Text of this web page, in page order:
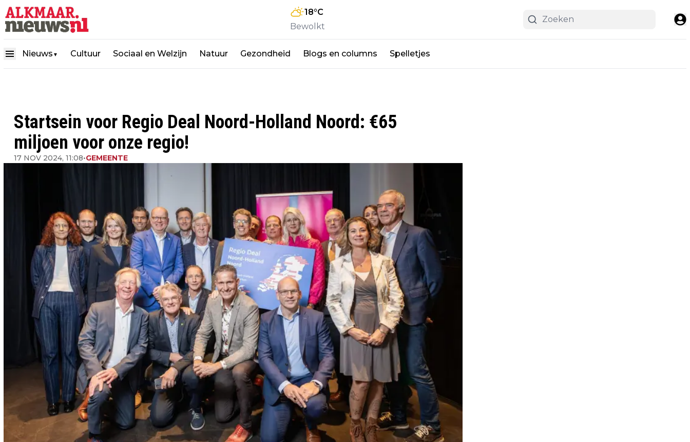
18°C
Bewolkt
Nieuws ▼ Cultuur Sociaal en Welzijn Natuur Gezondheid Blogs en columns Spelletjes
Startsein voor Regio Deal Noord-Holland Noord: €65
miljoen voor onze regio!
17 NOV 2024, 11:08•GEMEENTE